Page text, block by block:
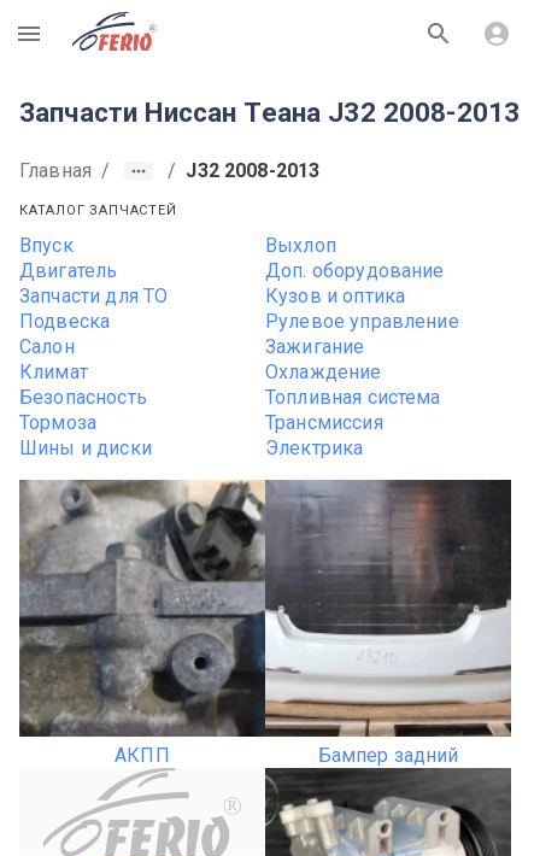
R
Запчасти Ниссан Теана J32 2008-2013
Главная / / J32 2008-2013
КАТАЛОГ ЗАПЧАСТЕЙ
Впуск
Выхлоп
Двигатель
Доп. оборудование
Запчасти для ТО
Кузов и оптика
Подвеска
Рулевое управление
Салон
Зажигание
Климат
Охлаждение
Безопасность
Топливная система
Тормоза
Трансмиссия
Шины и диски
Электрика
АКПП Бампер задний
R